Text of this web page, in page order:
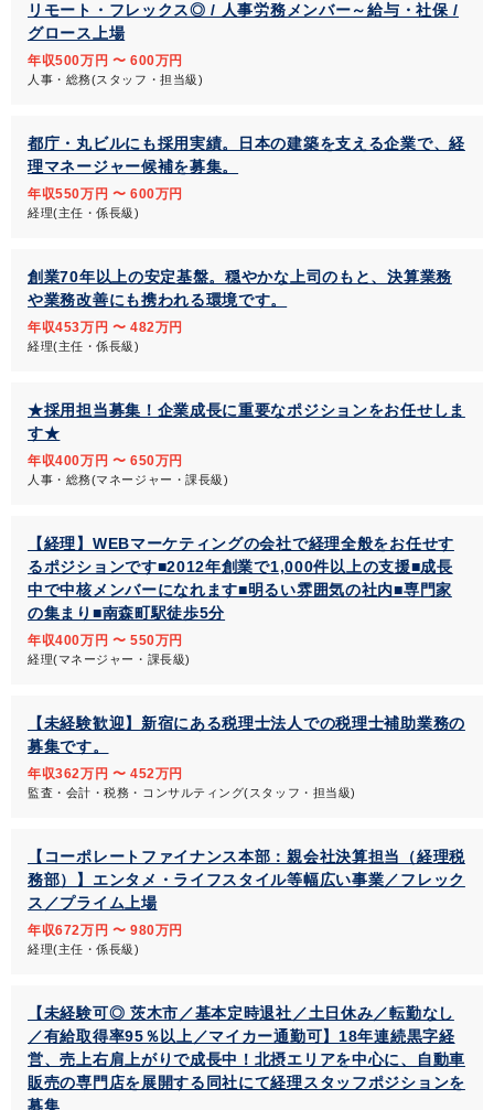
リモート・フレックス◎ / 人事労務メンバー～給与・社保 /
グロース上場
年収500万円 〜 600万円
人事・総務(スタッフ・担当級)
都庁・丸ビルにも採用実績。日本の建築を支える企業で、経
理マネージャー候補を募集。
年収550万円 〜 600万円
経理(主任・係長級)
創業70年以上の安定基盤。穏やかな上司のもと、決算業務
や業務改善にも携われる環境です。
年収453万円 〜 482万円
経理(主任・係長級)
★採用担当募集！企業成長に重要なポジションをお任せしま
す★
年収400万円 〜 650万円
人事・総務(マネージャー・課長級)
【経理】WEBマーケティングの会社で経理全般をお任せす
るポジションです■2012年創業で1,000件以上の支援■成長
中で中核メンバーになれます■明るい雰囲気の社内■専門家
の集まり■南森町駅徒歩5分
年収400万円 〜 550万円
経理(マネージャー・課長級)
【未経験歓迎】新宿にある税理士法人での税理士補助業務の
募集です。
年収362万円 〜 452万円
監査・会計・税務・コンサルティング(スタッフ・担当級)
【コーポレートファイナンス本部：親会社決算担当（経理税
務部）】エンタメ・ライフスタイル等幅広い事業／フレック
ス／プライム上場
年収672万円 〜 980万円
経理(主任・係長級)
【未経験可◎ 茨木市／基本定時退社／土日休み／転勤なし
／有給取得率95％以上／マイカー通勤可】18年連続黒字経
営、売上右肩上がりで成長中！北摂エリアを中心に、自動車
販売の専門店を展開する同社にて経理スタッフポジションを
募集